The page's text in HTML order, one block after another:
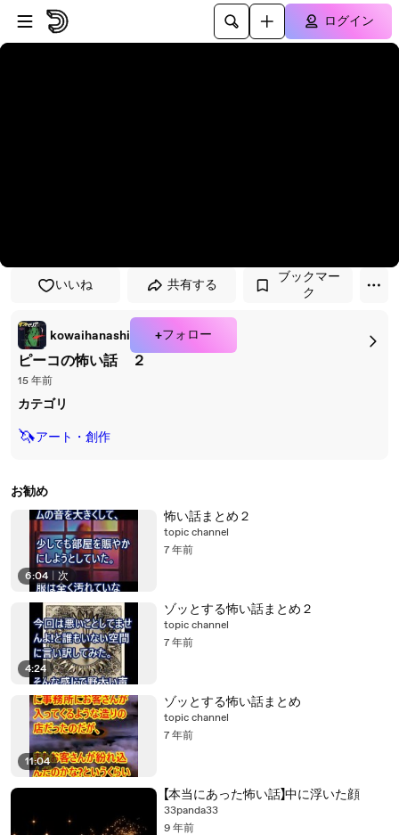
プレイヤーにスキップ
メインコンテンツにスキップ
ログイン
いいね 共有する
ブックマー
ク
kowaihanashi +フォロー
ピーコの怖い話 ２
15 年前
カテゴリ
🦄アート・創作
お勧め
6:04 次
怖い話まとめ２
topic channel
7 年前
4:24
ゾッとする怖い話まとめ２
topic channel
7 年前
11:04
ゾッとする怖い話まとめ
topic channel
7 年前
【本当にあった怖い話】中に浮いた顔
33panda33
9 年前